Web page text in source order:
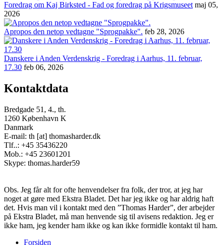
Foredrag om Kaj Birksted - Fad og foredrag på Krigsmuseet maj 05,
2026
Apropos den netop vedtagne "Sprogpakke". feb 28, 2026
Danskere i Anden Verdenskrig - Foredrag i Aarhus, 11. februar,
17.30 feb 06, 2026
Kontaktdata
Bredgade 51, 4., th.
1260 København K
Danmark
E-mail: th [at] thomasharder.dk
Tlf..: +45 35436220
Mob.: +45 23601201
Skype: thomas.harder59
Obs. Jeg får alt for ofte henvendelser fra folk, der tror, at jeg har
noget at gøre med Ekstra Bladet. Det har jeg ikke og har aldrig haft
det. Hvis man vil i kontakt med den ”Thomas Harder”, der arbejder
på Ekstra Bladet, må man henvende sig til avisens redaktion. Jeg er
ikke ham, jeg kender ham ikke og kan ikke formidle kontakt til ham.
Forsiden